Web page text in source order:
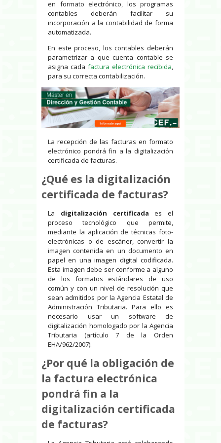
en formato electrónico, los programas
contables deberán facilitar su
incorporación a la contabilidad de forma
automatizada.
En este proceso, los contables deberán
parametrizar a que cuenta contable se
asigna cada factura electrónica recibida,
para su correcta contabilización.
La recepción de las facturas en formato
electrónico pondrá fin a la digitalización
certificada de facturas.
¿Qué es la digitalización
certificada de facturas?
La digitalización certificada es el
proceso tecnológico que permite,
mediante la aplicación de técnicas foto-
electrónicas o de escáner, convertir la
imagen contenida en un documento en
papel en una imagen digital codificada.
Esta imagen debe ser conforme a alguno
de los formatos estándares de uso
común y con un nivel de resolución que
sean admitidos por la Agencia Estatal de
Administración Tributaria. Para ello es
necesario usar un software de
digitalización homologado por la Agencia
Tributaria (artículo 7 de la Orden
EHA/962/2007).
¿Por qué la obligación de
la factura electrónica
pondrá fin a la
digitalización certificada
de facturas?